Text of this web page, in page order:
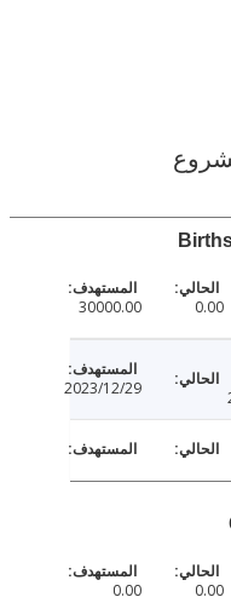
30000.00
2023/12/29
0.00